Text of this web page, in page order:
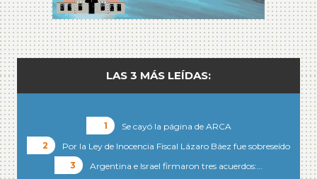
LAS 3 MÁS LEÍDAS:
Se cayó la página de ARCA
Por la Ley de Inocencia Fiscal Lázaro Báez fue sobreseído
Argentina e Israel firmaron tres acuerdos:…